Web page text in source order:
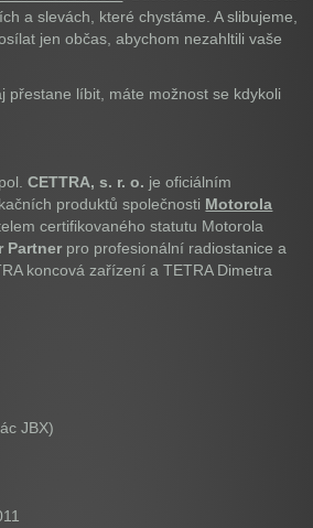
a slevách, které chystáme. A slibujeme,
jen občas, abychom nezahltili vaše
přestane líbit, máte možnost se kdykoli
CETTRA, s. r. o. je oficiálním
produktů společnosti Motorola
certifikovaného statutu Motorola
Partner pro profesionální radiostanice a
koncová zařízení a TETRA Dimetra
JBX)